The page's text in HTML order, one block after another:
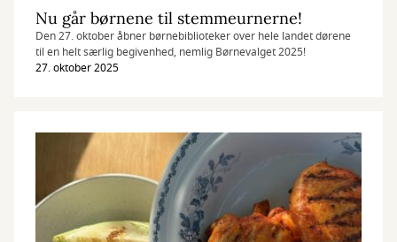
Nu går børnene til stemmeurnerne!
Den 27. oktober åbner børnebiblioteker over hele landet dørene
til en helt særlig begivenhed, nemlig Børnevalget 2025!
27. oktober 2025